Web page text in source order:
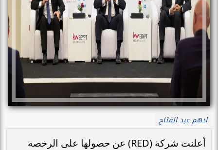
ادهم عبد الفتاح
أعلنت شركة (RED) عن حصولها على الرخصة